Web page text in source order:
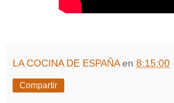
LA COCINA DE ESPAÑA en 8:15:00
Compartir